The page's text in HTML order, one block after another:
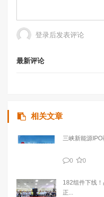
登录后发表评论
最新评论
相关文章
三峡新能源
0 0
182组件下线
正...